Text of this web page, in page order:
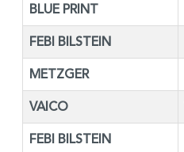
BLUE PRINT
FEBI BILSTEIN
METZGER
VAICO
FEBI BILSTEIN